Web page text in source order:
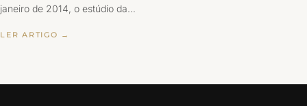
janeiro de 2014, o estúdio da…
LER ARTIGO →